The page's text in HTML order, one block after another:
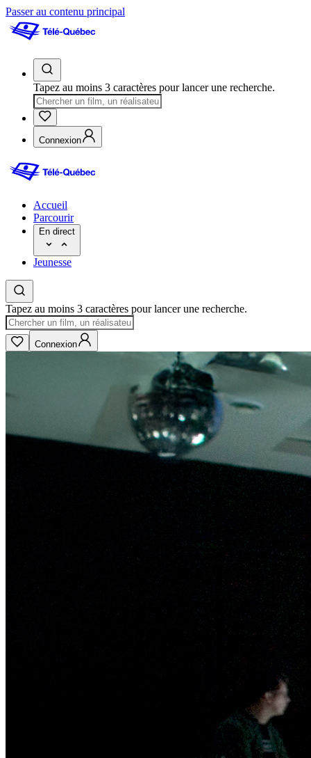
Passer au contenu principal
Tapez au moins 3 caractères pour lancer une recherche.
Connexion
Accueil
Parcourir
En direct
Jeunesse
Tapez au moins 3 caractères pour lancer une recherche.
Connexion